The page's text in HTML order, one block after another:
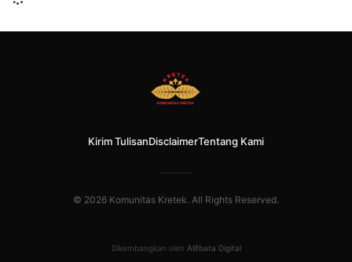
Kirim TulisanDisclaimerTentang Kami
© 2026 Komunitas Kretek. All Rights Reserved.
Dikembangkan oleh Alifbata Digital